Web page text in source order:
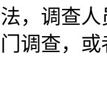
，调查
调查，